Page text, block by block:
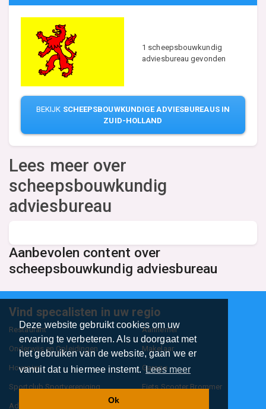
Deze website gebruikt cookies om uw
ervaring te verbeteren. Als u doorgaat met
het gebruiken van de website, gaan we er
vanuit dat u hiermee instemt.Lees meer
Ok
1 scheepsbouwkundig
adviesbureau gevonden
BEKIJK SCHEEPSBOUWKUNDIGE ADVIESBUREAUS IN
ZUID-HOLLAND
Lees meer over
scheepsbouwkundig
adviesbureau
Aanbevolen content over
scheepsbouwkundig adviesbureau
Vind specalisten in uw regio
Restaurant Aannemer
Onderwijs en Opleidingen Makelaar
Hovenier Garage
Sportclub Sportvereniging Fiets Scooter Brommer
Administratiekantoor